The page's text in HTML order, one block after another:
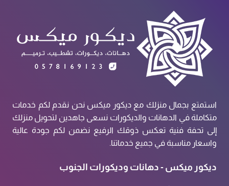
استمتع بجمال منزلك مع ديكور ميكس نحن نقدم لكم خدمات
متكاملة في الدهانات والديكورات نسعى جاهدين لتحويل منزلك
إلى تحفة فنية تعكس ذوقك الرفيع نضمن لكم جودة عالية
واسعار مناسبة في جميع خدماتنا.
ديكور ميكس - دهانات وديكورات الجنوب